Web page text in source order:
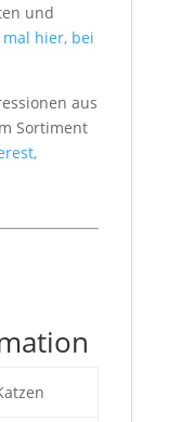
und
hier, bei
aus
Sortiment